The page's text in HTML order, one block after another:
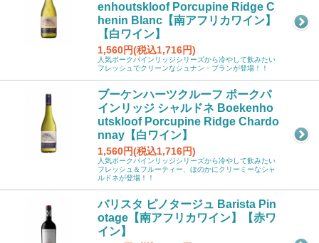
enhoutskloof Porcupine Ridge C
henin Blanc【南アフリカワイン】
【白ワイン】
1,560円(税込1,716円)
人気ポークパインリッジシリーズから冷やして飲みたい
フレッシュでクリーンなシュナン・ブランが登場！！
ブーケンハーツクルーフ ポークパ
インリッジ シャルドネ Boekenho
utskloof Porcupine Ridge Chardo
nnay【白ワイン】
1,560円(税込1,716円)
人気ポークパインリッジシリーズから冷やして飲みたい
フレッシュ＆フルーティー、ほのかにクリーミーなシャ
ルドネが登場！！
バリスタ ピノタージュ Barista Pin
otage【南アフリカワイン】【赤ワ
イン】